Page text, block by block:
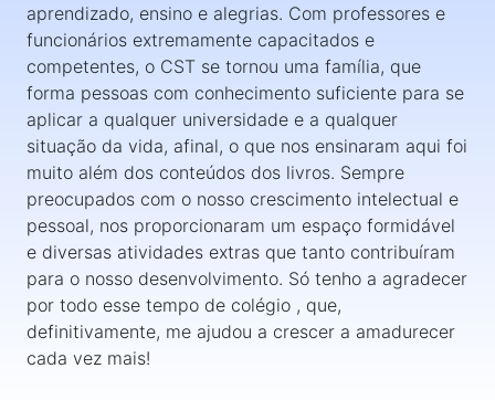
aprendizado, ensino e alegrias. Com professores e
funcionários extremamente capacitados e
competentes, o CST se tornou uma família, que
forma pessoas com conhecimento suficiente para se
aplicar a qualquer universidade e a qualquer
situação da vida, afinal, o que nos ensinaram aqui foi
muito além dos conteúdos dos livros. Sempre
preocupados com o nosso crescimento intelectual e
pessoal, nos proporcionaram um espaço formidável
e diversas atividades extras que tanto contribuíram
para o nosso desenvolvimento. Só tenho a agradecer
por todo esse tempo de colégio , que,
definitivamente, me ajudou a crescer a amadurecer
cada vez mais!